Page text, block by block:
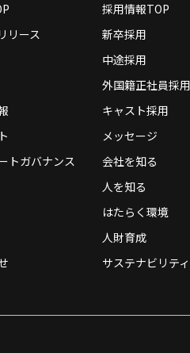
報の提供を行う為に、お客様から
見への回答のため。
のため。
挨拶などの目的のため。
め、弊社社員からご連絡を差し
リース
トガバナンス
採用情報TOP
新卒採用
中途採用
外国籍正社員採用
キャスト採用
メッセージ
会社を知る
人を知る
はたらく環境
人財育成
サステナビリティ